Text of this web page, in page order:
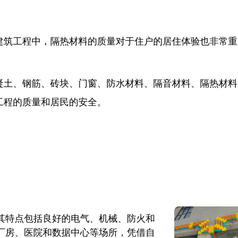
工程中，隔热材料的质量对于住户的居住体验也非常重
、钢筋、砖块、门窗、防水材料、隔音材料、隔热材料
的质量和居民的安全。
点包括良好的电气、机械、防火和
、医院和数据中心等场所，凭借自